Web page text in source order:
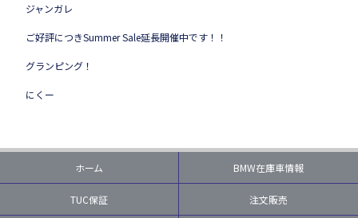
ジャンガレ
ご好評につきSummer Sale延長開催中です！！
グランピング！
にくー
ホーム BMW在庫車情報
TUC保証 注文販売